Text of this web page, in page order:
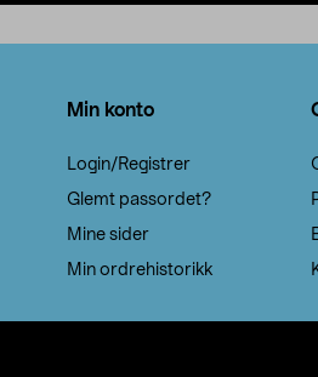
Min konto
Login/Registrer
Glemt passordet?
Mine sider
Min ordrehistorikk